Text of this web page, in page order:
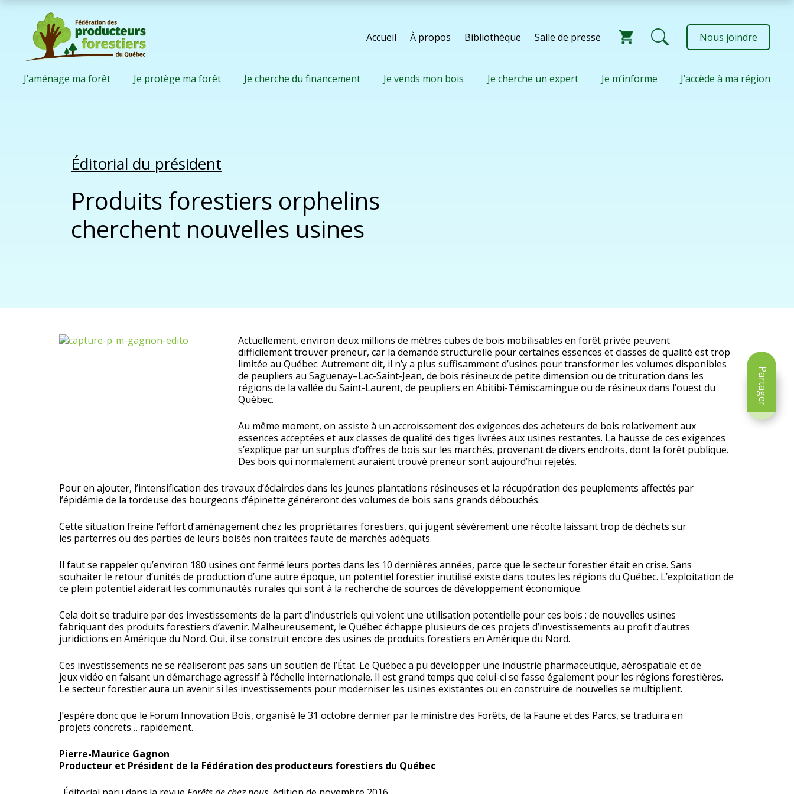
Accueil À propos Bibliothèque Salle de presse Nous joindre
J’aménage ma forêt Je protège ma forêt Je cherche du financement Je vends mon bois Je cherche un expert Je m’informe J’accède à ma région
Éditorial du président
Produits forestiers orphelins
cherchent nouvelles usines
Actuellement, environ deux millions de mètres cubes de bois mobilisables en forêt privée peuvent
difficilement trouver preneur, car la demande structurelle pour certaines essences et classes de qualité est trop
limitée au Québec. Autrement dit, il n’y a plus suffisamment d’usines pour transformer les volumes disponibles
de peupliers au Saguenay–Lac-Saint-Jean, de bois résineux de petite dimension ou de trituration dans les
régions de la vallée du Saint-Laurent, de peupliers en Abitibi-Témiscamingue ou de résineux dans l’ouest du
Québec.
Au même moment, on assiste à un accroissement des exigences des acheteurs de bois relativement aux
essences acceptées et aux classes de qualité des tiges livrées aux usines restantes. La hausse de ces exigences
s’explique par un surplus d’offres de bois sur les marchés, provenant de divers endroits, dont la forêt publique.
Des bois qui normalement auraient trouvé preneur sont aujourd’hui rejetés.
Pour en ajouter, l’intensification des travaux d’éclaircies dans les jeunes plantations résineuses et la récupération des peuplements affectés par
l’épidémie de la tordeuse des bourgeons d’épinette généreront des volumes de bois sans grands débouchés.
Cette situation freine l’effort d’aménagement chez les propriétaires forestiers, qui jugent sévèrement une récolte laissant trop de déchets sur
les parterres ou des parties de leurs boisés non traitées faute de marchés adéquats.
Il faut se rappeler qu’environ 180 usines ont fermé leurs portes dans les 10 dernières années, parce que le secteur forestier était en crise. Sans
souhaiter le retour d’unités de production d’une autre époque, un potentiel forestier inutilisé existe dans toutes les régions du Québec. L’exploitation de
ce plein potentiel aiderait les communautés rurales qui sont à la recherche de sources de développement économique.
Cela doit se traduire par des investissements de la part d’industriels qui voient une utilisation potentielle pour ces bois : de nouvelles usines
fabriquant des produits forestiers d’avenir. Malheureusement, le Québec échappe plusieurs de ces projets d’investissements au profit d’autres
juridictions en Amérique du Nord. Oui, il se construit encore des usines de produits forestiers en Amérique du Nord.
Ces investissements ne se réaliseront pas sans un soutien de l’État. Le Québec a pu développer une industrie pharmaceutique, aérospatiale et de
jeux vidéo en faisant un démarchage agressif à l’échelle internationale. Il est grand temps que celui-ci se fasse également pour les régions forestières.
Le secteur forestier aura un avenir si les investissements pour moderniser les usines existantes ou en construire de nouvelles se multiplient.
J’espère donc que le Forum Innovation Bois, organisé le 31 octobre dernier par le ministre des Forêts, de la Faune et des Parcs, se traduira en
projets concrets… rapidement.
Pierre-Maurice Gagnon
Producteur et Président de la Fédération des producteurs forestiers du Québec
Partager